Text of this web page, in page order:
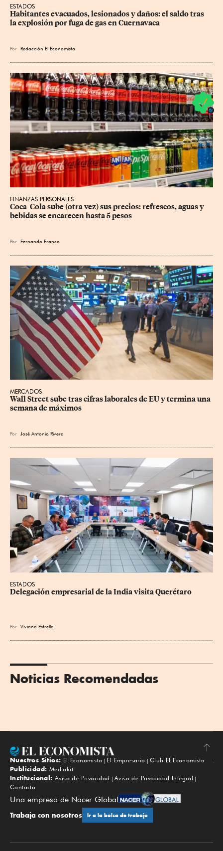
ESTADOS
Habitantes evacuados, lesionados y daños: el saldo tras
la explosión por fuga de gas en Cuernavaca
Por Redacción El Economista
FINANZAS PERSONALES
Coca-Cola sube (otra vez) sus precios: refrescos, aguas y
bebidas se encarecen hasta 5 pesos
Por Fernando Franco
MERCADOS
Wall Street sube tras cifras laborales de EU y termina una
semana de máximos
Por José Antonio Rivera
ESTADOS
Delegación empresarial de la India visita Querétaro
Por Viviana Estrella
Noticias Recomendadas
Subir
Nuestros Sitios: El Economista El Empresario
Club El Economista
Publicidad: Mediakit
Institucional: Aviso de Privacidad
Aviso de Privacidad Integral
Contacto
Una empresa de Nacer Global
Trabaja con nosotros Ir a la bolsa de trabajo